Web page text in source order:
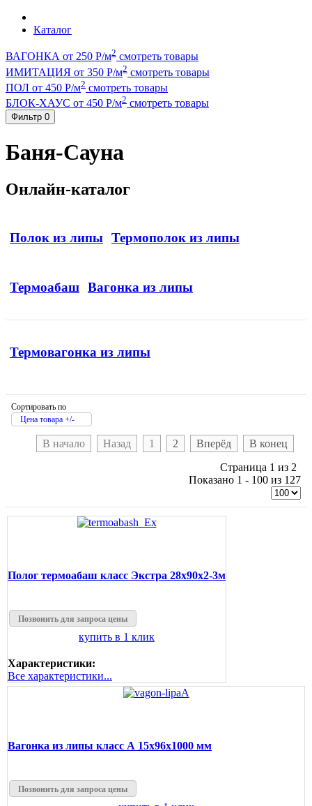
Каталог
ВАГОНКА от 250 Р/м2 смотреть товары
ИМИТАЦИЯ от 350 Р/м2 смотреть товары
ПОЛ от 450 Р/м2 смотреть товары
БЛОК-ХАУС от 450 Р/м2 смотреть товары
Фильтр 0
Баня-Сауна
Онлайн-каталог
Полок из липы Термополок из липы
Термоабаш Вагонка из липы
Термовагонка из липы
Сортировать по
Цена товара +/-
В начало Назад 1 2 Вперёд
В конец
Страница 1 из 2
Показано 1 - 100 из 127
Полог термоабаш класс Экстра 28x90x2-3м
Позвонить для запроса цены
купить в 1 клик
Характеристики:
Все характеристики...
Вагонка из липы класс А 15x96x1000 мм
Позвонить для запроса цены